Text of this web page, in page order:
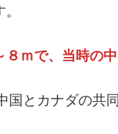
８ｍで、当時の
国とカナダの共